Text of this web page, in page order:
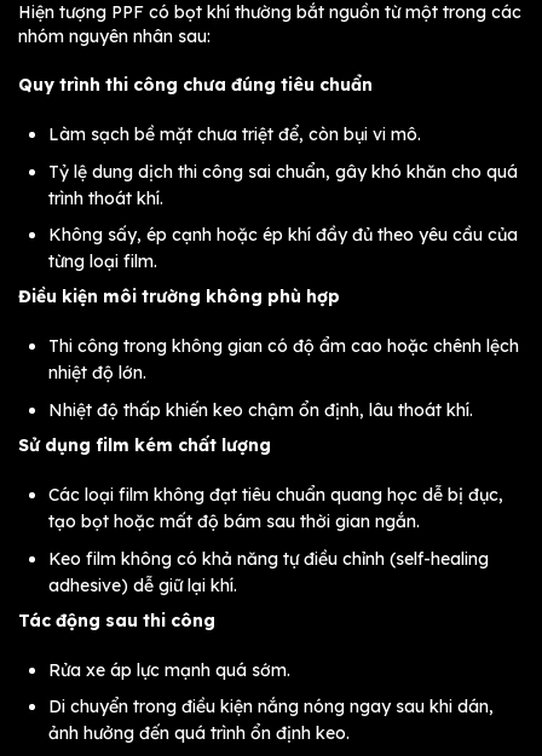
Hiện tượng PPF có bọt khí thường bắt nguồn từ một trong các
nhóm nguyên nhân sau:
Quy trình thi công chưa đúng tiêu chuẩn
Làm sạch bề mặt chưa triệt để, còn bụi vi mô.
Tỷ lệ dung dịch thi công sai chuẩn, gây khó khăn cho quá
trình thoát khí.
Không sấy, ép cạnh hoặc ép khí đầy đủ theo yêu cầu của
từng loại film.
Điều kiện môi trường không phù hợp
Thi công trong không gian có độ ẩm cao hoặc chênh lệch
nhiệt độ lớn.
Nhiệt độ thấp khiến keo chậm ổn định, lâu thoát khí.
Sử dụng film kém chất lượng
Các loại film không đạt tiêu chuẩn quang học dễ bị đục,
tạo bọt hoặc mất độ bám sau thời gian ngắn.
Keo film không có khả năng tự điều chỉnh (self-healing
adhesive) dễ giữ lại khí.
Tác động sau thi công
Rửa xe áp lực mạnh quá sớm.
Di chuyển trong điều kiện nắng nóng ngay sau khi dán,
ảnh hưởng đến quá trình ổn định keo.